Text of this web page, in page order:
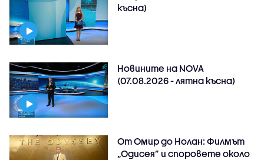
късна)
Новините на NOVA
(07.08.2026 - лятна късна)
От Омир до Нолан: Филмът
„Одисея” и споровете около